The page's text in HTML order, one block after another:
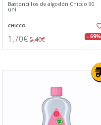
Bastoncillos de algodón Chicco 90
uni.
CHICCO
1,70€ 5,40€ - 69%